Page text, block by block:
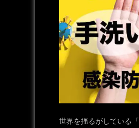
世界を揺るがしている「